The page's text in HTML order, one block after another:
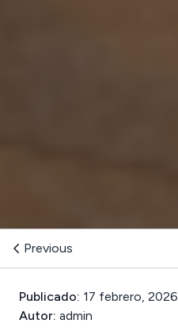
Previous
Publicado: 17 febrero, 2026
Autor: admin